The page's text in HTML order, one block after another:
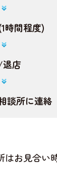
時間程度)
店
談所に連絡
はお見合い